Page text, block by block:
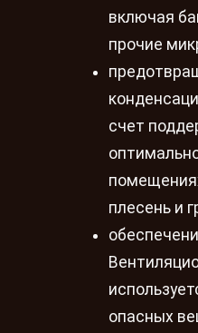
включая
прочие
счет
плесень и
опасных